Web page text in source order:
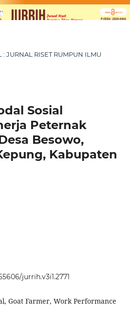
: JURNAL RISET RUMPUN ILMU
Sosial
Peternak
Besowo,
Kabupaten
jurrih.v3i1.2771
Goat Farmer, Work Performance